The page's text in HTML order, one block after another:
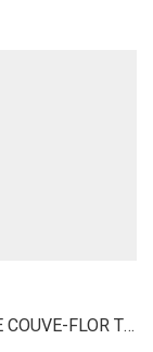
SEMENTE COUVE-FLOR TERESOPOLIS ISLA